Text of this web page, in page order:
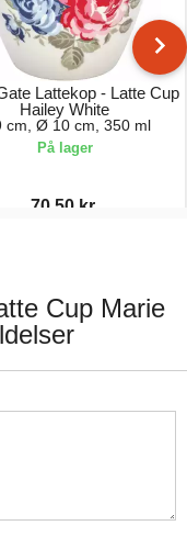
Lattekop - Latte Cup
Hailey White
cm, Ø 10 cm, 350 ml
På lager
70,50 kr.
Cup Marie